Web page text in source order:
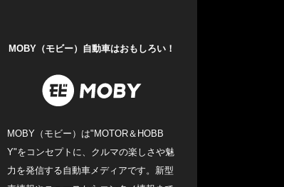
MOBY（モビー）自動車はおもしろい！
MOBY（モビー）は"MOTOR＆HOBB
Y"をコンセプトに、クルマの楽しさや魅
力を発信する自動車メディアです。新型